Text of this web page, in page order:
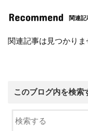
Recommend 関連記
関連記事は見つかりま
このブログ内を検索